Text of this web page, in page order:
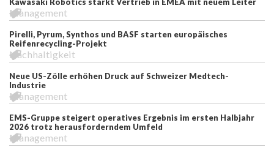
Management
Pirelli, Pyrum, Synthos und BASF starten europäisches
Reifenrecycling-Projekt
Nachhaltigkeit
Neue US-Zölle erhöhen Druck auf Schweizer Medtech-
Industrie
Management
EMS-Gruppe steigert operatives Ergebnis im ersten Halbjahr
2026 trotz herausforderndem Umfeld
Management